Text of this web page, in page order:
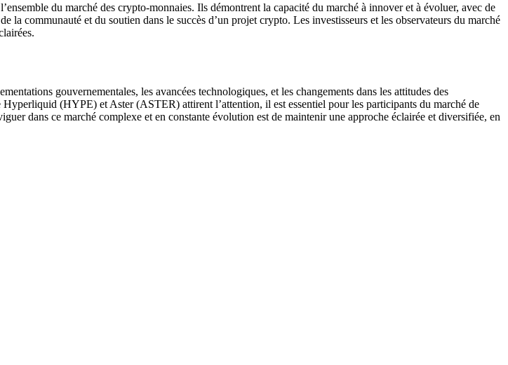
du marché des crypto-monnaies. Ils démontrent la capacité du marché à innover et à évoluer, avec de
communauté et du soutien dans le succès d’un projet crypto. Les investisseurs et les observateurs du marché
gouvernementales, les avancées technologiques, et les changements dans les attitudes des
(HYPE) et Aster (ASTER) attirent l’attention, il est essentiel pour les participants du marché de
dans ce marché complexe et en constante évolution est de maintenir une approche éclairée et diversifiée, en